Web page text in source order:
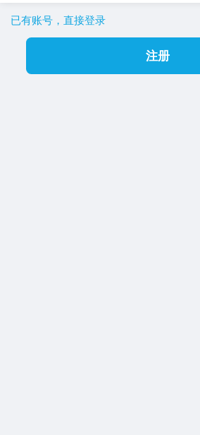
已有账号，直接登录